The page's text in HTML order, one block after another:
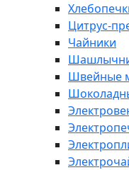
Цитрус-
Чайники
Швейные